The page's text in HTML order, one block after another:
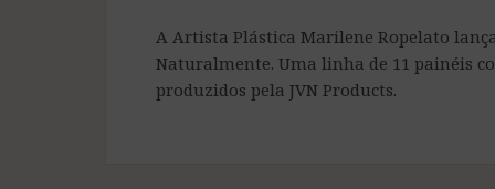
A Artista Plástica Marilene Ropelato
Naturalmente. Uma linha de 11 painéis
produzidos pela JVN Products.